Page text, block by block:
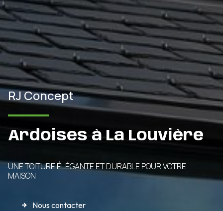
RJ Concept
Ardoises à La Louvière
UNE TOITURE ÉLÉGANTE ET DURABLE POUR VOTRE
MAISON
Nous contacter